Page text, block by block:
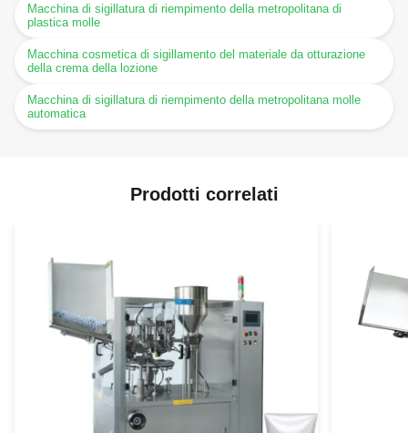
Macchina di sigillatura di riempimento della metropolitana di
plastica molle
Macchina cosmetica di sigillamento del materiale da otturazione
della crema della lozione
Macchina di sigillatura di riempimento della metropolitana molle
automatica
Prodotti correlati